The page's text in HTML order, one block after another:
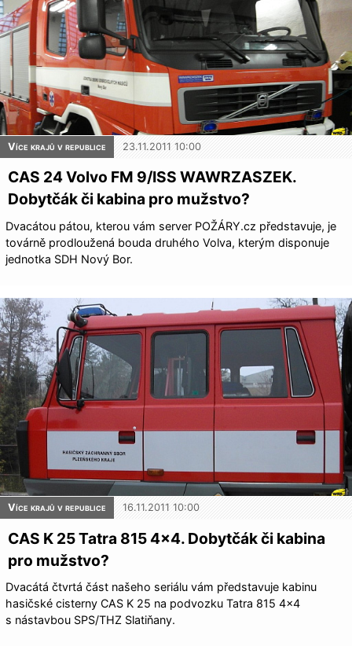
Více krajů v republice 23.11.2011 10:00
CAS 24 Volvo FM 9/ISS WAWRZASZEK.
Dobytčák či kabina pro mužstvo?
Dvacátou pátou, kterou vám server POŽÁRY.cz představuje, je
továrně prodloužená bouda druhého Volva, kterým disponuje
jednotka SDH Nový Bor.
Více krajů v republice 16.11.2011 10:00
CAS K 25 Tatra 815 4×4. Dobytčák či kabina
pro mužstvo?
Dvacátá čtvrtá část našeho seriálu vám představuje kabinu
hasičské cisterny CAS K 25 na podvozku Tatra 815 4×4
s nástavbou SPS/THZ Slatiňany.